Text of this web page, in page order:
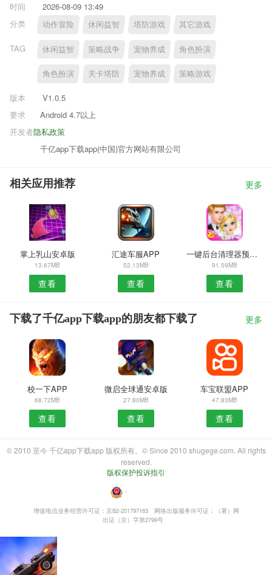
时间
2026-08-09 13:49
分类
动作冒险 休闲益智 塔防游戏 其它游戏
TAG 休闲益智 策略战争 宠物养成 角色扮演
角色扮演 关卡塔防 宠物养成 策略游戏
版本
V1.0.5
要求
Android 4.7以上
隐私政策
开发者
千亿app下载app(中国)官方网站有限公司
相关应用推荐 更多
掌上乳山安卓版
13.67MB
查看
汇途车服APP
52.13MB
查看
一键后台清理器预约安卓版
91.59MB
查看
下载了千亿app下载app的朋友都下载了 更多
校一下APP
68.72MB
查看
微启全球通安卓版
27.80MB
查看
车宝联盟APP
47.83MB
查看
© 2010 至今 千亿app下载app 版权所有。© Since 2010 shugege.com. All rights
reserved.
版权保护投诉指引
・
增值电信业务经营许可证：京B2-201797163
网络出版服务许可证：（署）网
出证（京）字第2799号